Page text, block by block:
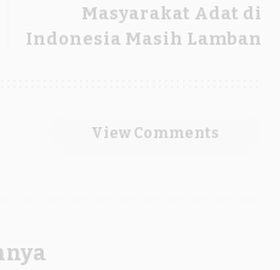
Masyarakat Adat di
Indonesia Masih Lamban
View Comments